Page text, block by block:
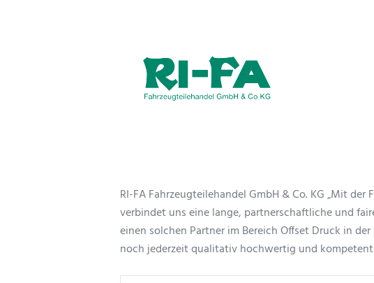
RI-FA Fahrzeugteilehandel GmbH & Co. KG „Mit der
verbindet uns eine lange, partnerschaftliche und
einen solchen Partner im Bereich Offset Druck in
noch jederzeit qualitativ hochwertig und